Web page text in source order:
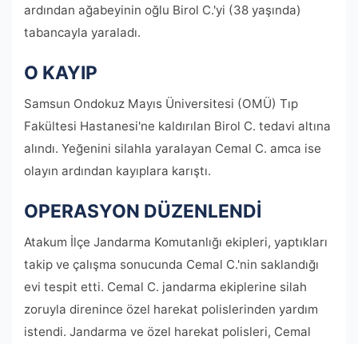
ardından ağabeyinin oğlu Birol C.'yi (38 yaşında)
tabancayla yaraladı.
O KAYIP
Samsun Ondokuz Mayıs Üniversitesi (OMÜ) Tıp
Fakültesi Hastanesi'ne kaldırılan Birol C. tedavi altına
alındı. Yeğenini silahla yaralayan Cemal C. amca ise
olayın ardından kayıplara karıştı.
OPERASYON DÜZENLENDİ
Atakum İlçe Jandarma Komutanlığı ekipleri, yaptıkları
takip ve çalışma sonucunda Cemal C.'nin saklandığı
evi tespit etti. Cemal C. jandarma ekiplerine silah
zoruyla direnince özel harekat polislerinden yardım
istendi. Jandarma ve özel harekat polisleri, Cemal